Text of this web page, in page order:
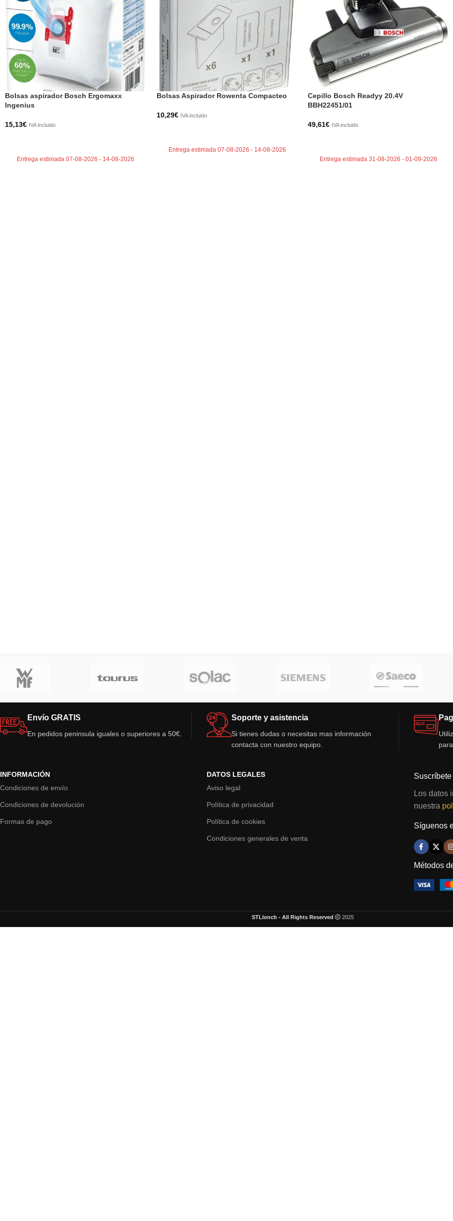
Bolsas aspirador Bosch Ergomaxx
Ingenius
15,13€ IVA incluido
Entrega estimada 07-08-2026 - 14-08-2026
Bolsas Aspirador Rowenta Compacteo
10,29€ IVA incluido
Entrega estimada 07-08-2026 - 14-08-2026
Cepillo Bosch Readyy 20.4V
BBH22451/01
49,61€ IVA incluido
Entrega estimada 31-08-2026 - 01-09-2026
Envío GRATIS
En pedidos peninsula iguales o superiores a 50€.
Soporte y asistencia
Si tienes dudas o necesitas mas información
contacta con nuestro equipo.
INFORMACIÓN
Condiciones de envío
Condiciones de devolución
Formas de pago
DATOS LEGALES
Aviso legal
Política de privacidad
Política de cookies
Condiciones generales de venta
Los datos
nuestra
Síguenos
Métodos
STLlonch - All Rights Reserved 2025